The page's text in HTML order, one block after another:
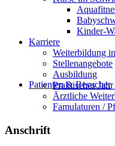
Patienten & Besucher
Kinder-
Karriere
Weiterbildung
Stellenangebote
Ausbildung
Praktisches
Ärztliche
Famulaturen /
Anschrift